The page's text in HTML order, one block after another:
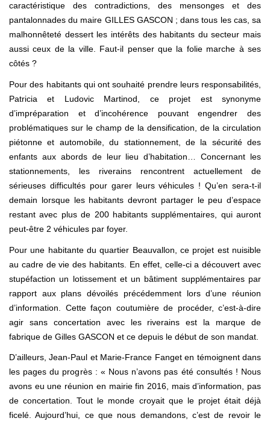
caractéristique des contradictions, des mensonges et des
pantalonnades du maire GILLES GASCON ; dans tous les cas, sa
malhonnêteté dessert les intérêts des habitants du secteur mais
aussi ceux de la ville. Faut-il penser que la folie marche à ses
côtés ?
Pour des habitants qui ont souhaité prendre leurs responsabilités,
Patricia et Ludovic Martinod, ce projet est synonyme
d’impréparation et d’incohérence pouvant engendrer des
problématiques sur le champ de la densification, de la circulation
piétonne et automobile, du stationnement, de la sécurité des
enfants aux abords de leur lieu d’habitation… Concernant les
stationnements, les riverains rencontrent actuellement de
sérieuses difficultés pour garer leurs véhicules ! Qu’en sera-t-il
demain lorsque les habitants devront partager le peu d’espace
restant avec plus de 200 habitants supplémentaires, qui auront
peut-être 2 véhicules par foyer.
Pour une habitante du quartier Beauvallon, ce projet est nuisible
au cadre de vie des habitants. En effet, celle-ci a découvert avec
stupéfaction un lotissement et un bâtiment supplémentaires par
rapport aux plans dévoilés précédemment lors d’une réunion
d’information. Cette façon coutumière de procéder, c’est-à-dire
agir sans concertation avec les riverains est la marque de
fabrique de Gilles GASCON et ce depuis le début de son mandat.
D’ailleurs, Jean-Paul et Marie-France Fanget en témoignent dans
les pages du progrès : « Nous n’avons pas été consultés ! Nous
avons eu une réunion en mairie fin 2016, mais d’information, pas
de concertation. Tout le monde croyait que le projet était déjà
ficelé. Aujourd’hui, ce que nous demandons, c’est de revoir le